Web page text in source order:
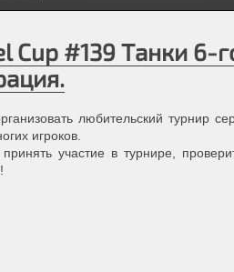
Cup #139 Танки 6-
любительский турнир
игроков.
участие в турнире,